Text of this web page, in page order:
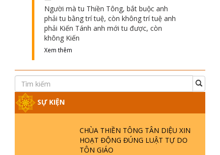
Người mà tu Thiền Tông, bắt buộc anh
phải tu bằng trí tuệ, còn không trí tuệ anh
phải Kiến Tánh anh mới tu được, còn
không Kiến
Xem thêm
SỰ KIỆN
CHÙA THIỀN TÔNG TÂN DIỆU XIN
HOẠT ĐỘNG ĐÚNG LUẬT TỰ DO
TÔN GIÁO